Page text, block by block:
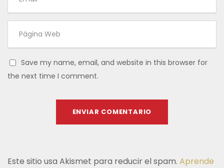
Save my name, email, and website in this browser for
the next time I comment.
Este sitio usa Akismet para reducir el spam. Aprende